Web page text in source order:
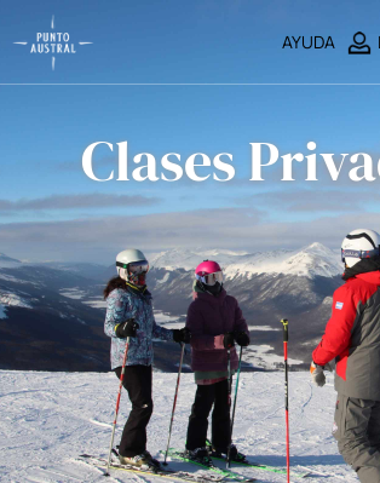
AYUDA
Clases